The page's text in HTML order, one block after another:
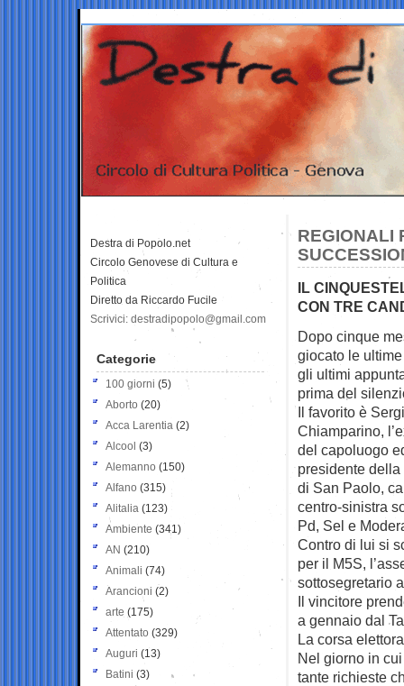
REGIONALI
IL
CON TRE
Dopo cinque
giocato le
gli ultimi
prima del
Il favorito è
Chiamparino,
del capoluogo
presidente
di San Paolo,
centro-sinistra
Pd, Sel e
Contro di lui si
per il M5S,
sottosegretario
Il vincitore
a gennaio dal
La corsa
Nel giorno in
tante richieste
Destra di Popolo.net
Circolo Genovese di Cultura e
Politica
Diretto da Riccardo Fucile
Scrivici: destradipopolo@gmail.com
Categorie
100 giorni (5)
Aborto (20)
Acca Larentia (2)
Alcool (3)
Alemanno (150)
Alfano (315)
Alitalia (123)
Ambiente (341)
AN (210)
Animali (74)
Arancioni (2)
arte (175)
Attentato (329)
Auguri (13)
Batini (3)